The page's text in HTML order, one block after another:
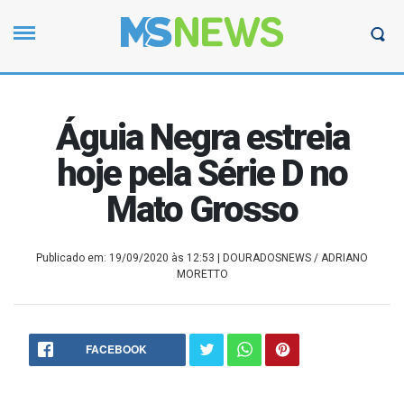
Águia Negra estreia
hoje pela Série D no
Mato Grosso
Publicado em: 19/09/2020 às 12:53
| DOURADOSNEWS / ADRIANO
MORETTO
FACEBOOK